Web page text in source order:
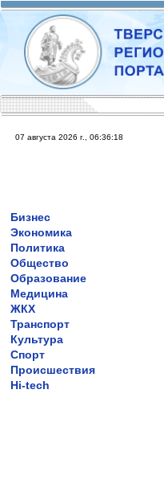
07 августа 2026 г., 06:36:18
Бизнес
Экономика
Политика
Общество
Образование
Медицина
ЖКХ
Транспорт
Культура
Спорт
Происшествия
Hi-tech